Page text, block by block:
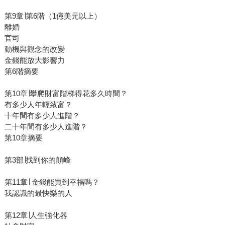
第9章∣第6階（1億美元以上）
離婚
官司
動機與觀念的改變
金錢能放大影響力
第6階摘要
第10章∣攀爬財富階梯得花多久時間？
有多少人年輕致富？
十年間有多少人進階？
二十年間有多少人進階？
第10章摘要
第3部∣找到你的顛峰
第11章∣ 金錢能買到幸福嗎？
我認識的最快樂的人
第12章∣人生強化器